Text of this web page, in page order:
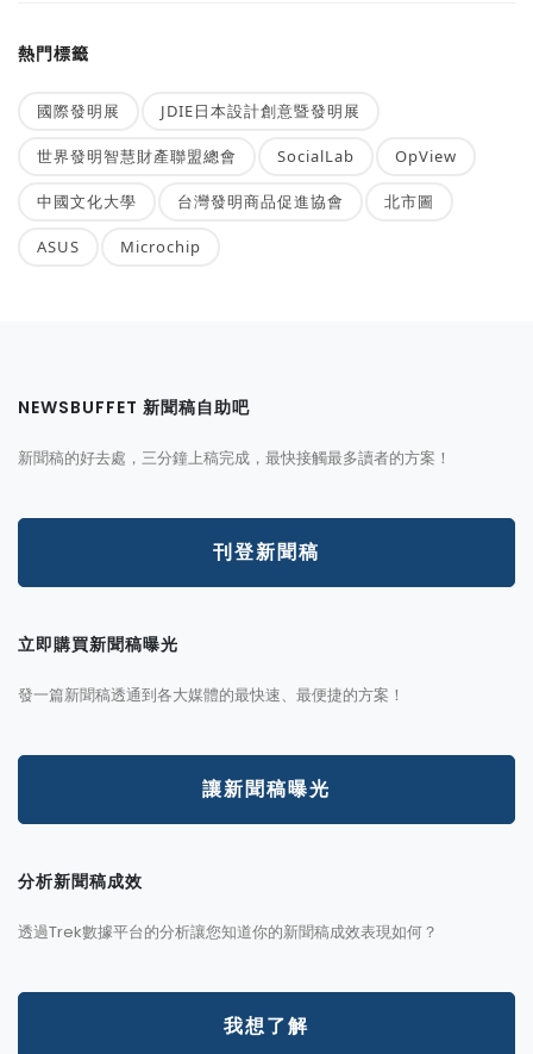
熱門標籤
國際發明展 JDIE日本設計創意暨發明展
世界發明智慧財產聯盟總會 SocialLab OpView
中國文化大學 台灣發明商品促進協會 北市圖
ASUS Microchip
NEWSBUFFET 新聞稿自助吧
新聞稿的好去處，三分鐘上稿完成，最快接觸最多讀者的方案！
刊登新聞稿
立即購買新聞稿曝光
發一篇新聞稿透通到各大媒體的最快速、最便捷的方案！
讓新聞稿曝光
分析新聞稿成效
透過Trek數據平台的分析讓您知道你的新聞稿成效表現如何？
我想了解